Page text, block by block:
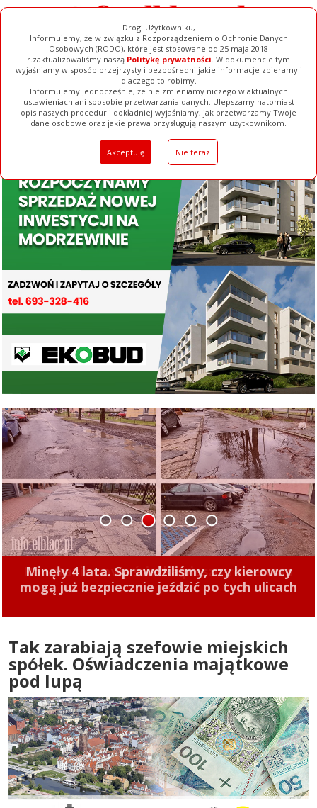
Drogi Użytkowniku,
Informujemy, że w związku z Rozporządzeniem o Ochronie Danych
Osobowych (RODO), które jest stosowane od 25 maja 2018
r.zaktualizowaliśmy naszą Politykę prywatności. W dokumencie tym
wyjaśniamy w sposób przejrzysty i bezpośredni jakie informacje zbieramy i
dlaczego to robimy.
Informujemy jednocześnie, że nie zmieniamy niczego w aktualnych
ustawieniach ani sposobie przetwarzania danych. Ulepszamy natomiast
opis naszych procedur i dokładniej wyjaśniamy, jak przetwarzamy Twoje
dane osobowe oraz jakie prawa przysługują naszym użytkownikom.
Akceptuję Nie teraz
Ogłoszenia Filmy Galerie Baza Firm Pełna Wersja
Minęły 4 lata. Sprawdziliśmy, czy kierowcy
mogą już bezpiecznie jeździć po tych ulicach
1 2 3 4 5 6
Tak zarabiają szefowie miejskich
spółek. Oświadczenia majątkowe
pod lupą